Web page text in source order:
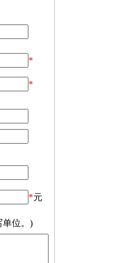
*
*
*元
单位。)